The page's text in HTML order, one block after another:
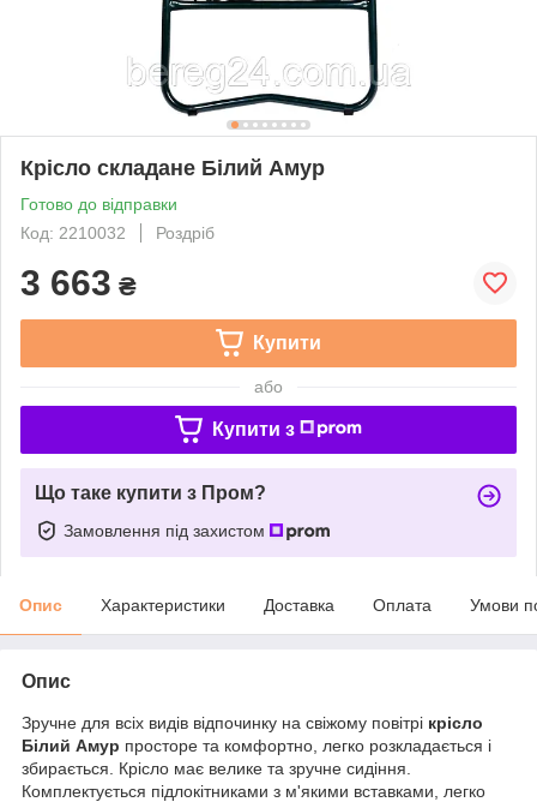
Крісло складане Білий Амур
Готово до відправки
Код: 2210032
Роздріб
3 663 ₴
Купити
або
Купити з
Що таке купити з Пром?
Замовлення під захистом
Опис Характеристики Доставка Оплата Умови
Опис
Зручне для всіх видів відпочинку на свіжому повітрі крісло
Білий Амур просторе та комфортно, легко розкладається і
збирається. Крісло має велике та зручне сидіння.
Комплектується підлокітниками з м'якими вставками, легко